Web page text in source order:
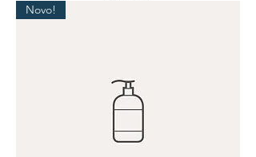
Novo!